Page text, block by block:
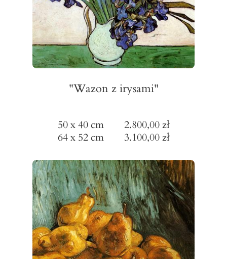
50 x 40 cm 2.800,00 zł
64 x 52 cm 3.100,00 zł
"Wazon z irysami"